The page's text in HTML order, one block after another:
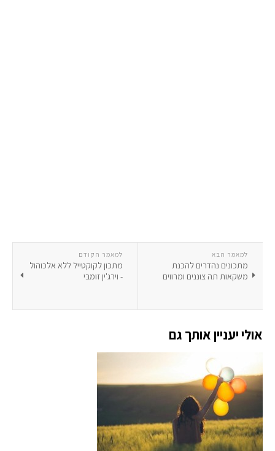
למאמר הקודם
מתכון לקוקטייל ללא אלכוהול
- וירג'ין זומבי
למאמר הבא
מתכונים נהדרים להכנת
משקאות תה צוננים ומרווים
אולי יעניין אותך גם